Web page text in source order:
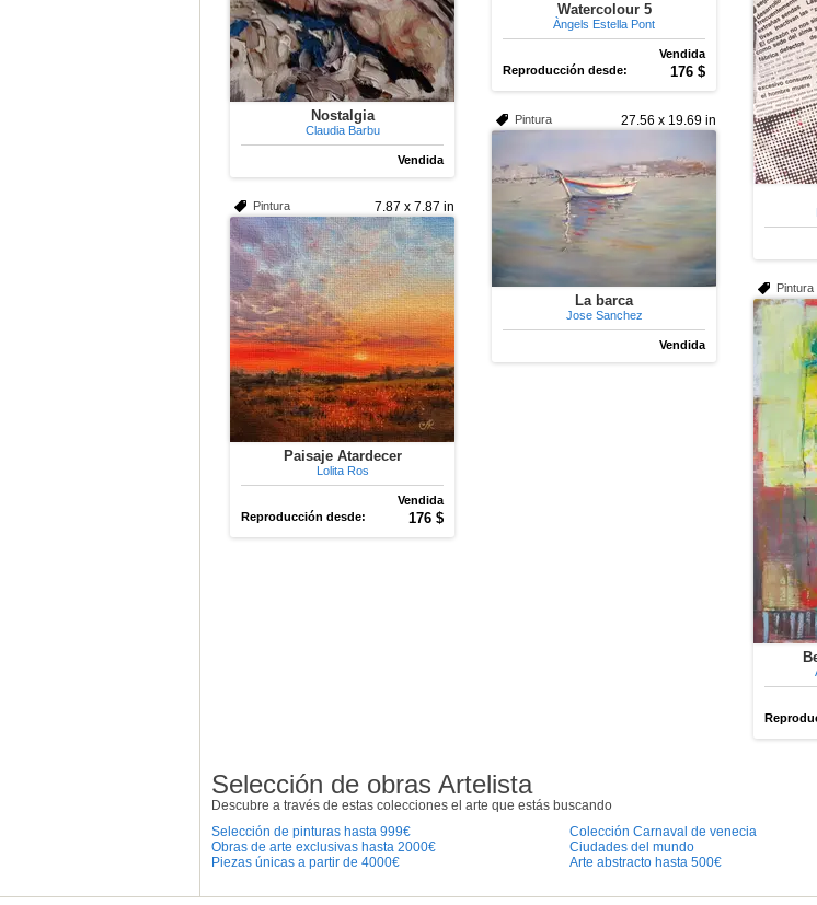
Nostalgia
Claudia Barbu
Vendida
Watercolour 5
Àngels Estella Pont
Vendida
Reproducción desde:
176 $
27.56 x 19.69 in
Pintura
La barca
Jose Sanchez
Vendida
7.87 x 7.87 in
Pintura
Paisaje Atardecer
Lolita Ros
Vendida
Reproducción desde:
176 $
Pintura
Selección de obras Artelista
Descubre a través de estas colecciones el arte que estás buscando
Selección de pinturas hasta 999€
Obras de arte exclusivas hasta 2000€
Piezas únicas a partir de 4000€
Colección Carnaval de venecia
Ciudades del mundo
Arte abstracto hasta 500€